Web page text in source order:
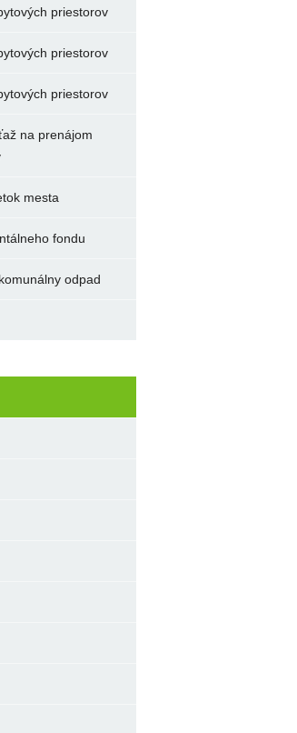
priestorov
priestorov
priestorov
na prenájom
mesta
fondu
odpad